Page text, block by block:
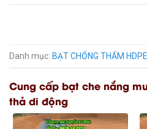
Danh mục: BẠT CHỐNG THẤM HDPE
Cung cấp bạt che nắng
thả di động